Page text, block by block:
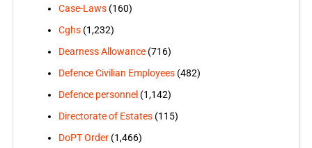
Case-Laws(160)
Cghs(1,232)
Dearness Allowance(716)
Defence Civilian Employees(482)
Defence personnel (1,142)
Directorate of Estates(115)
DoPT Order(1,466)